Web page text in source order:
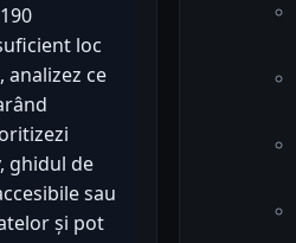
loc
ce
ghidul de
sau
și pot